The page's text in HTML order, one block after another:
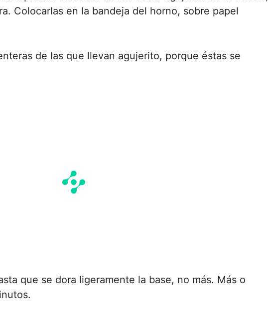
Colocarlas en la bandeja del horno, sobre papel
de las que llevan agujerito, porque éstas se
que se dora ligeramente la base, no más. Más o